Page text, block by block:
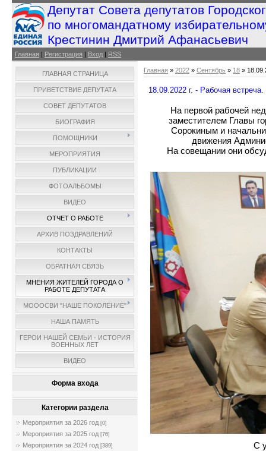
Депутат Совета депутатов
по многомандатному
Крестинин Дмитрий Афанасьевич
Главная | Регистрация | Вход | RSS
ГЛАВНАЯ СТРАНИЦА
ПРИВЕТСТВИЕ ДЕПУТАТА
СОВЕТ ДЕПУТАТОВ
БИОГРАФИЯ
ПОМОЩНИКИ
МЕРОПРИЯТИЯ
ПУБЛИКАЦИИ
ФОТОАЛЬБОМЫ
ВИДЕО
ОТЧЕТ О РАБОТЕ
АРХИВ ПОЗДРАВЛЕНИЙ
КОНТАКТЫ
ОБРАТНАЯ СВЯЗЬ
МНЕНИЯ ЖИТЕЛЕЙ ГОРОДА О
РАБОТЕ ДЕПУТАТА
МОООСВИ "НАШЕ ПОКОЛЕНИЕ"
НАША ПАМЯТЬ
ГЕРОИ НАШЕЙ СЕМЬИ - ИСТОРИЯ
ВОЕННЫХ ЛЕТ
ВИДЕО
Форма входа
Категории раздела
Мероприятия за 2026 год [0]
Мероприятия за 2025 год [76]
Мероприятия за 2024 год [389]
Главная » 2022 » Сентябрь » 18 »
18.09.2022 г. - Рабочая встреча.
На первой рабочей
заместителем Главы
Сорокиным и
движения
На совещании они
С